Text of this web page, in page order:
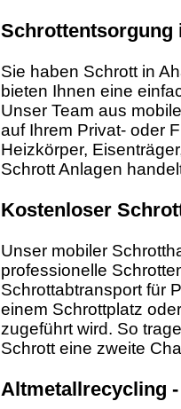
Schrottentsorgung
Sie haben Schrott in
bieten Ihnen eine
Unser Team aus
auf Ihrem Privat- oder
Heizkörper,
Schrott Anlagen
Kostenloser
Unser mobiler
professionelle
Schrottabtransport für
einem Schrottplatz
zugeführt wird. So
Schrott eine zweite
Altmetallrecycling